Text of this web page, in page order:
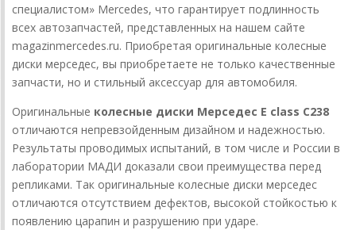
специалистом» Mercedes, что гарантирует подлинность
всех автозапчастей, представленных на нашем сайте
magazinmercedes.ru. Приобретая оригинальные колесные
диски мерседес, вы приобретаете не только качественные
запчасти, но и стильный аксессуар для автомобиля.
Оригинальные колесные диски Мерседес E class C238
отличаются непревзойденным дизайном и надежностью.
Результаты проводимых испытаний, в том числе и России в
лаборатории МАДИ доказали свои преимущества перед
репликами. Так оригинальные колесные диски мерседес
отличаются отсутствием дефектов, высокой стойкостью к
появлению царапин и разрушению при ударе.